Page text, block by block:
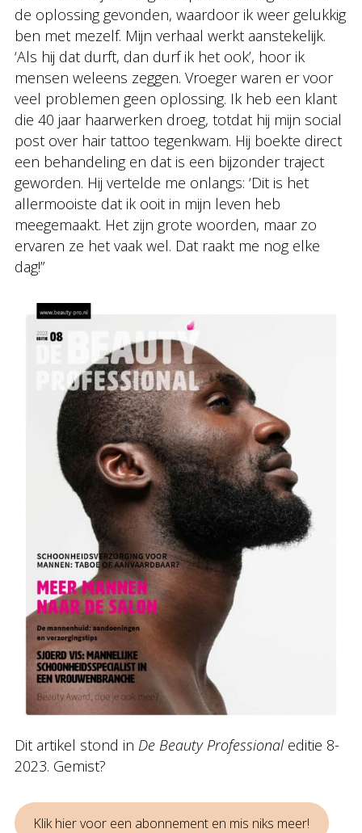
de oplossing gevonden, waardoor ik weer gelukkig
ben met mezelf. Mijn verhaal werkt aanstekelijk.
‘Als hij dat durft, dan durf ik het ook’, hoor ik
mensen weleens zeggen. Vroeger waren er voor
veel problemen geen oplossing. Ik heb een klant
die 40 jaar haarwerken droeg, totdat hij mijn social
post over hair tattoo tegenkwam. Hij boekte direct
een behandeling en dat is een bijzonder traject
geworden. Hij vertelde me onlangs: ‘Dit is het
allermooiste dat ik ooit in mijn leven heb
meegemaakt. Het zijn grote woorden, maar zo
ervaren ze het vaak wel. Dat raakt me nog elke
dag!”
Dit artikel stond in De Beauty Professional editie 8-
2023. Gemist?
Klik hier voor een abonnement en mis niks meer!